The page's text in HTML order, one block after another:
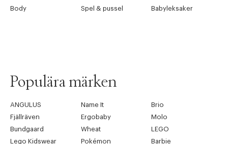
Body
Spel & pussel Babyleksaker
Populära märken
ANGULUS Name It
Brio
Fjällräven
Ergobaby
Molo
Bundgaard
Wheat
LEGO
Lego Kidswear
Pokémon
Barbie